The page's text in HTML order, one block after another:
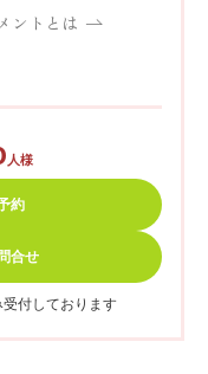
ントとは
人様
約
合せ
付しております